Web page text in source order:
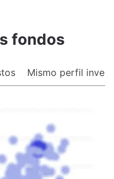
fondos
Mismo perfil